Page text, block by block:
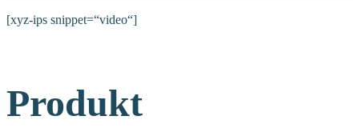
[xyz-ips snippet=“video“]
Produkt